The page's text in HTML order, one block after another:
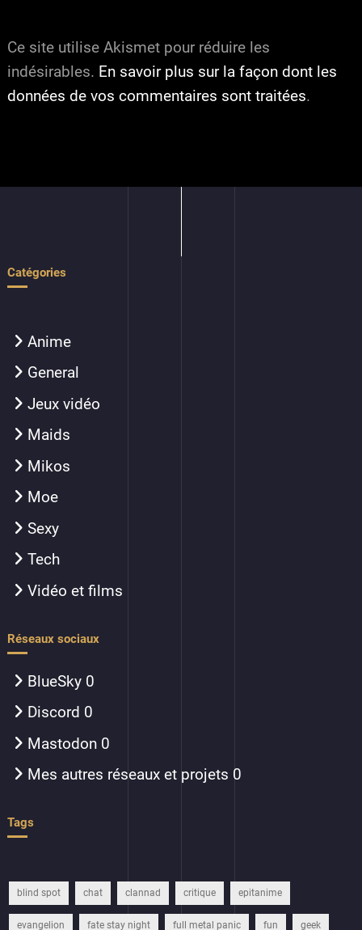
Ce site utilise Akismet pour réduire les
indésirables. En savoir plus sur la façon dont les
données de vos commentaires sont traitées.
Catégories
Anime
General
Jeux vidéo
Maids
Mikos
Moe
Sexy
Tech
Vidéo et films
Réseaux sociaux
BlueSky 0
Discord 0
Mastodon 0
Mes autres réseaux et projets 0
Tags
blind spot chat clannad critique epitanime
evangelion fate stay night full metal panic fun geek